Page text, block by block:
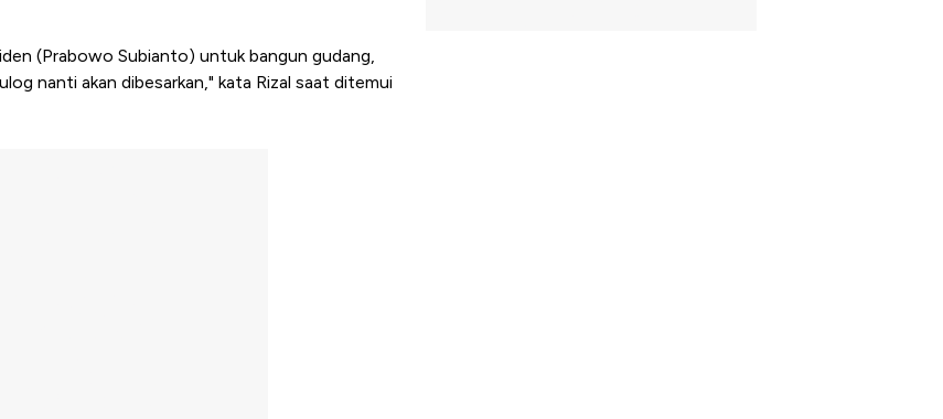
(Prabowo Subianto) untuk bangun gudang,
nanti akan dibesarkan," kata Rizal saat ditemui